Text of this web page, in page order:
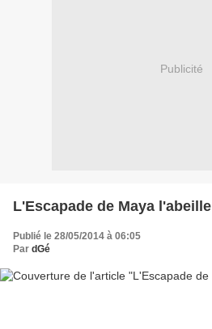
Publicité
L'Escapade de Maya l'abeille
Publié le 28/05/2014 à 06:05
Par dGé